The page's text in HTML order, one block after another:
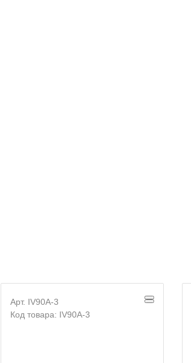
Арт. IV90A-3
Код товара: IV90A-3